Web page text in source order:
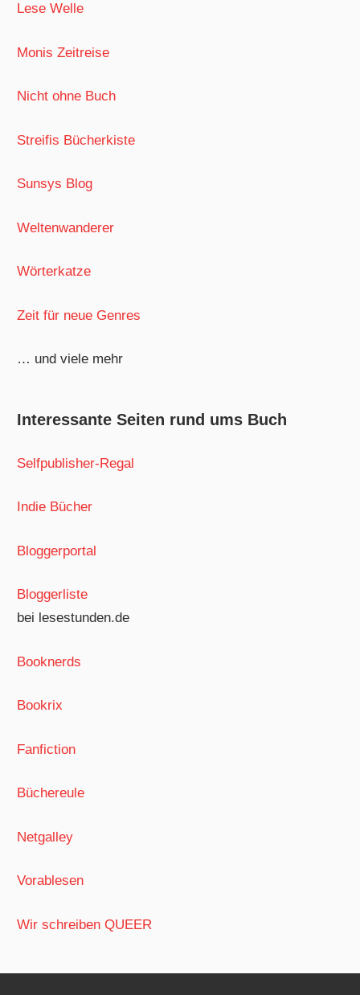
Lese Welle
Monis Zeitreise
Nicht ohne Buch
Streifis Bücherkiste
Sunsys Blog
Weltenwanderer
Wörterkatze
Zeit für neue Genres
… und viele mehr
Interessante Seiten rund ums Buch
Selfpublisher-Regal
Indie Bücher
Bloggerportal
Bloggerliste
bei lesestunden.de
Booknerds
Bookrix
Fanfiction
Büchereule
Netgalley
Vorablesen
Wir schreiben QUEER